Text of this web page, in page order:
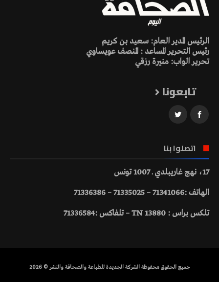
الرئيس المدير العام: سعيد بن كريم
رئيس التحرير المساعد : المنصف عويساوي
تحرير الواب: منيرة رزقي
تابعونا
اتصلوا بنا
17، نهج غاريبلدي ـ 1007 تونس
الهاتف :71341066 – 71335025 – 71336386
تلكس براس : 13880 TN – تلفاكس :71336584
جميع الحقوق محفوظة الشركة الجديدة للطباعة والصحافة والنشر © 2026